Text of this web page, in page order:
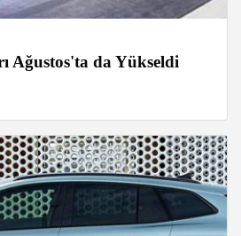
Ağustos'ta da Yükseldi